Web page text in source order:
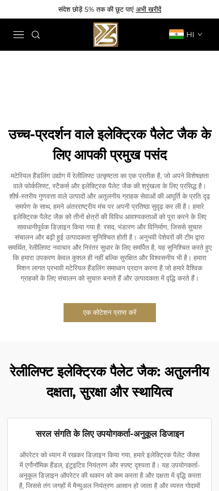
संदेश छोड़ें 5% तक की छूट पाएं अभी खरीदें
HI
उच्च-प्रदर्शन वाले इलेक्ट्रिक पैलेट जैक के
लिए आपकी प्रमुख पसंद
मटेरियल हैंडलिंग उद्योग में रेलीलिफ्ट उत्कृष्टता का एक प्रतीक है, जो अपने विशेषज्ञता
वाले फोर्कलिफ्ट, स्टैकर्स और इलेक्ट्रिक पैलेट जैक की श्रृंखला के लिए प्रसिद्ध है।
शीर्ष-स्तरीय गुणवत्ता वाले उत्पादों और अतुलनीय ग्राहक सेवाओं की आपूर्ति के प्रति दृढ़
समर्पण के साथ, हमने अंतरराष्ट्रीय मंच पर अपनी प्रतिष्ठा सुदृढ़ कर ली है। हमारे
इलेक्ट्रिक पैलेट जैक को तीनों क्षेत्रों की विविध आवश्यकताओं को पूरा करने के लिए
सावधानीपूर्वक डिज़ाइन किया गया है: रसद, भंडारण और विनिर्माण, जिससे सुचारु
संचालन और बढ़ी हुई उत्पादकता सुनिश्चित होती है। अनुभवी पेशेवरों की टीम द्वारा
समर्थित, रेलीलिफ्ट नवाचार और निरंतर सुधार के लिए समर्पित है, यह सुनिश्चित करते हुए
कि हमारा उपकरण केवल कुशल ही नहीं बल्कि सुरक्षित और विश्वसनीय भी है। हमारा
मिशन लागत प्रभावी मटेरियल हैंडलिंग समाधान प्रदान करना है जो हमारे वैश्विक
ग्राहकों के लिए संचालन को सुचारु बनाते हैं और उत्पादकता में वृद्धि करते हैं।
एक कोटेशन प्राप्त करें
रेलीलिफ्ट इलेक्ट्रिक पैलेट जैक: अतुलनीय
दक्षता, सुरक्षा और स्थायित्व
सरल संगति के लिए उपयोगकर्ता-अनुकूल डिजाइन
ऑपरेटर को ध्यान में रखकर डिज़ाइन किया गया, हमारे इलेक्ट्रिक पैलेट जैक्स
में एर्गोनॉमिक हैंडल, इंटुइटिव नियंत्रण और स्पष्ट दृश्यता है। यह उपयोगकर्ता-
अनुकूल डिज़ाइन ऑपरेटर की थकान को कम करता है और दक्षता में वृद्धि करता
है, जिससे तंग जगहों में मैन्युअल नियंत्रण आसान हो जाता है और व्यस्त गोदामों